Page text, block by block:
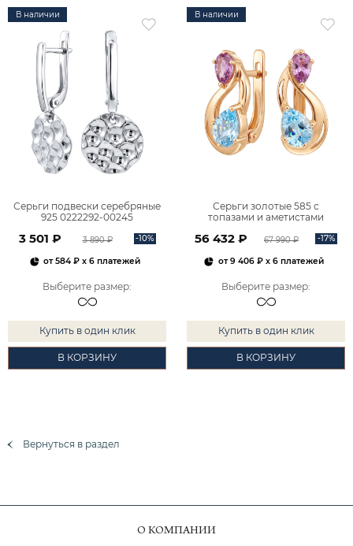
В наличии
Серьги подвески серебряные
925 0222292-00245
3 501 ₽ 3 890 ₽ -10%
от584 ₽ x 6 платежей
Выберите размер:
Купить в один клик
В КОРЗИНУ
В наличии
Серьги золотые 585 с
топазами и аметистами
56 432 ₽ 67 990 ₽ -17%
от9 406 ₽x 6 платежей
Выберите размер:
Купить в один клик
В КОРЗИНУ
Вернуться в раздел
О КОМПАНИИ